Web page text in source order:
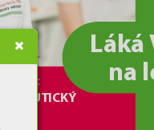
obor:
CEUTICKÝ
Láká
na